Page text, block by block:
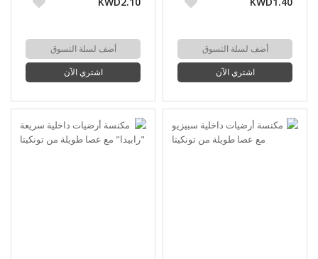
أضف لسلة التسوق
اشتري الآن
أضف لسلة التسوق
اشتري الآن